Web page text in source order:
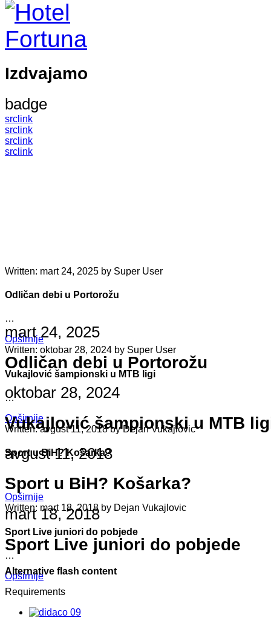
Izdvajamo
badge
src link
src link
src link
src link
Written: mart 24, 2025 by Super User
Odličan debi u Portorožu
…
Opširnije
Written: oktobar 28, 2024 by Super User
Vukajlović šampionski u MTB ligi
…
Opširnije
Written: avgust 11, 2018 by Dejan Vukajlovic
Sport u BiH? Košarka?
…
Opširnije
Written: mart 18, 2018 by Dejan Vukajlovic
Sport Live juniori do pobjede
…
Opširnije
mart 24, 2025
Odličan debi u Portorožu
oktobar 28, 2024
Vukajlović šampionski u MTB
avgust 11, 2018
Sport u BiH? Košarka?
mart 18, 2018
Sport Live juniori do pobjede
Alternative flash content
Requirements